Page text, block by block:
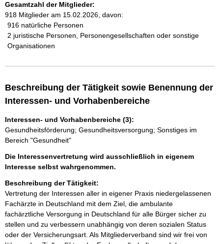
Gesamtzahl der Mitglieder:
918 Mitglieder am 15.02.2026, davon:
916 natürliche Personen
2 juristische Personen, Personengesellschaften oder sonstige
Organisationen
Beschreibung der Tätigkeit sowie Benennung der
Interessen- und Vorhabenbereiche
Interessen- und Vorhabenbereiche (3):
Gesundheitsförderung; Gesundheitsversorgung; Sonstiges im
Bereich "Gesundheit"
Die Interessenvertretung wird ausschließlich in eigenem
Interesse selbst wahrgenommen.
Beschreibung der Tätigkeit:
Vertretung der Interessen aller in eigener Praxis niedergelassenen
Fachärzte in Deutschland mit dem Ziel, die ambulante
fachärztliche Versorgung in Deutschland für alle Bürger sicher zu
stellen und zu verbessern unabhängig von deren sozialen Status
oder der Versicherungsart. Als Mitgliederverband sind wir frei von